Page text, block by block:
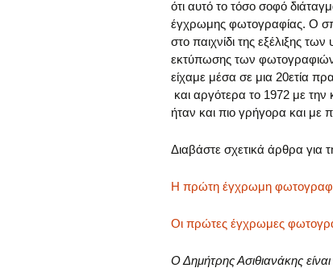
ότι αυτό το τόσο σοφό
έγχρωμης φωτογραφίας. Ο
στο παιχνίδι της εξέλιξης
εκτύπωσης των φωτογραφιών,
είχαμε μέσα σε μια 20ετία
και αργότερα το 1972 με
ήταν και πιο γρήγορα και με
Διαβάστε σχετικά άρθρα
Η πρώτη έγχρωμη
Οι πρώτες έγχρωμες
Ο Δημήτρης Ασιθιανάκης